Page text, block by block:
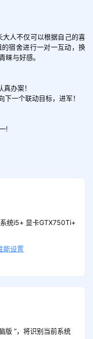
人不仅可以根据自己的喜
宿舍进行一对一互动，换
睐与好感。
办案！
一个联动目标，进军！
!
统i5+ 显卡GTX750Ti+
能设置
版 ”，将识别当前系统